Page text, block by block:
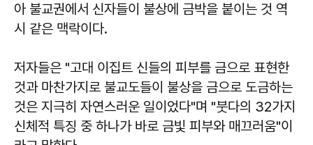
아 불교권에서 신자들이 불상에 금박을 붙이는 것 역
시 같은 맥락이다.
저자들은 "고대 이집트 신들의 피부를 금으로 표현한
것과 마찬가지로 불교도들이 불상을 금으로 도금하는
것은 지극히 자연스러운 일이었다"며 "붓다의 32가지
신체적 특징 중 하나가 바로 금빛 피부와 매끄러움"이